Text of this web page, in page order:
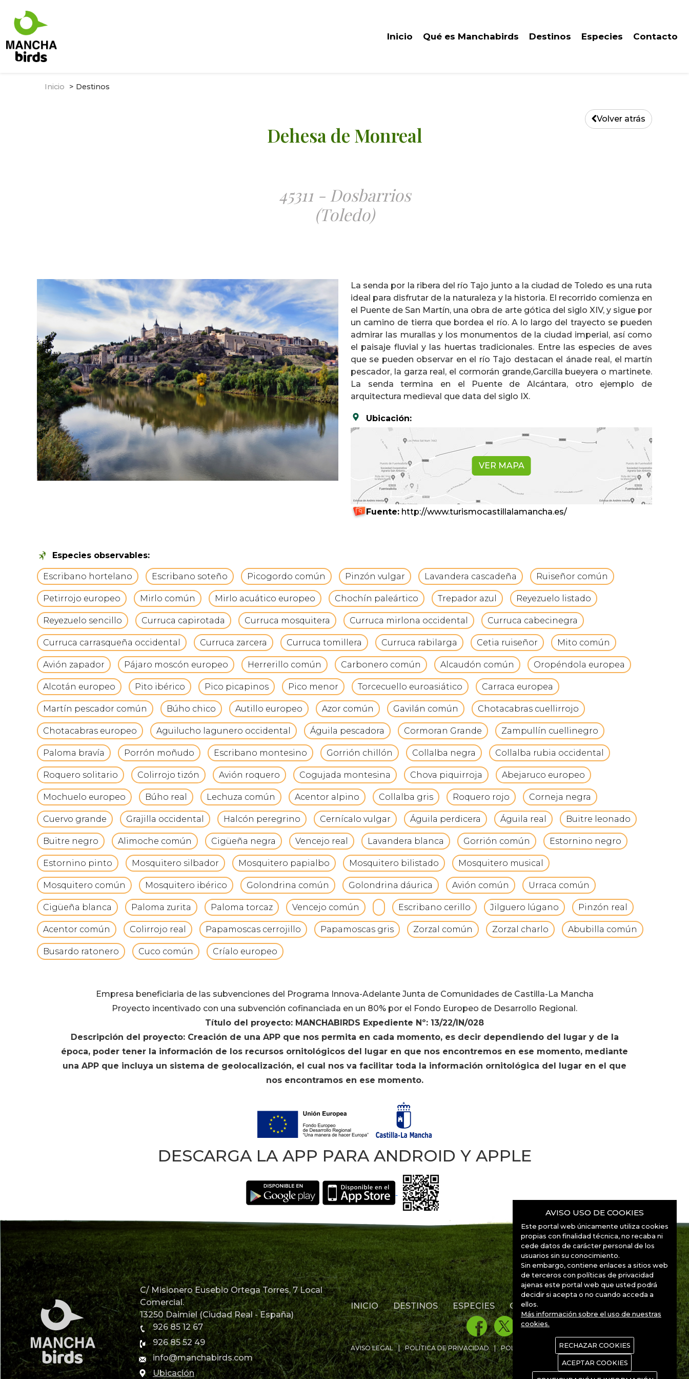
Inicio Qué es Manchabirds Destinos Especies Contacto
Inicio Destinos
Volver atrás
Dehesa de Monreal
45311 - Dosbarrios
(Toledo)
La senda por la ribera del río Tajo junto a la ciudad de Toledo es una ruta
ideal para disfrutar de la naturaleza y la historia. El recorrido comienza en
el Puente de San Martín, una obra de arte gótica del siglo XIV, y sigue por
un camino de tierra que bordea el río. A lo largo del trayecto se pueden
admirar las murallas y los monumentos de la ciudad imperial, así como
el paisaje fluvial y las huertas tradicionales. Entre las especies de aves
que se pueden observar en el río Tajo destacan el ánade real, el martín
pescador, la garza real, el cormorán grande,Garcilla bueyera o martinete.
La senda termina en el Puente de Alcántara, otro ejemplo de
arquitectura medieval que data del siglo IX.
Ubicación:
VER MAPA
Fuente: http://www.turismocastillalamancha.es/
Especies observables:
Escribano hortelano Escribano soteño Picogordo común Pinzón vulgar Lavandera cascadeña Ruiseñor común
Petirrojo europeo Mirlo común Mirlo acuático europeo Chochín paleártico Trepador azul Reyezuelo listado
Reyezuelo sencillo Curruca capirotada Curruca mosquitera Curruca mirlona occidental Curruca cabecinegra
Curruca carrasqueña occidental Curruca zarcera Curruca tomillera Curruca rabilarga Cetia ruiseñor Mito común
Avión zapador Pájaro moscón europeo Herrerillo común Carbonero común Alcaudón común Oropéndola europea
Alcotán europeo Pito ibérico Pico picapinos Pico menor Torcecuello euroasiático Carraca europea
Martín pescador común Búho chico Autillo europeo Azor común Gavilán común Chotacabras cuellirrojo
Chotacabras europeo Aguilucho lagunero occidental Águila pescadora Cormoran Grande Zampullín cuellinegro
Paloma bravía Porrón moñudo Escribano montesino Gorrión chillón Collalba negra Collalba rubia occidental
Roquero solitario Colirrojo tizón Avión roquero Cogujada montesina Chova piquirroja Abejaruco europeo
Mochuelo europeo Búho real Lechuza común Acentor alpino Collalba gris Roquero rojo Corneja negra
Cuervo grande Grajilla occidental Halcón peregrino Cernícalo vulgar Águila perdicera Águila real Buitre leonado
Buitre negro Alimoche común Cigüeña negra Vencejo real Lavandera blanca Gorrión común Estornino negro
Estornino pinto Mosquitero silbador Mosquitero papialbo Mosquitero bilistado Mosquitero musical
Mosquitero común Mosquitero ibérico Golondrina común Golondrina dáurica Avión común Urraca común
Cigüeña blanca Paloma zurita Paloma torcaz Vencejo común Escribano cerillo Jilguero lúgano Pinzón real
Acentor común Colirrojo real Papamoscas cerrojillo Papamoscas gris Zorzal común Zorzal charlo Abubilla común
Busardo ratonero Cuco común Críalo europeo
Empresa beneficiaria de las subvenciones del Programa Innova-Adelante Junta de Comunidades de Castilla-La Mancha
Proyecto incentivado con una subvención cofinanciada en un 80% por el Fondo Europeo de Desarrollo Regional.
Título del proyecto: MANCHABIRDS Expediente Nº: 13/22/IN/028
Descripción del proyecto: Creación de una APP que nos permita en cada momento, es decir dependiendo del lugar y de la
época, poder tener la información de los recursos ornitológicos del lugar en que nos encontremos en ese momento, mediante
una APP que incluya un sistema de geolocalización, el cual nos va facilitar toda la información ornitológica del lugar en el que
nos encontramos en ese momento.
DESCARGA LA APP PARA ANDROID Y APPLE
C/ Misionero Eusebio Ortega Torres, 7 Local
Comercial.
13250 Daimiel (Ciudad Real - España)
926 85 12 67
926 85 52 49
info@manchabirds.com
Ubicación
INICIO DESTINOS ESPECIES CONTACTO
AVISO LEGAL POLÍTICA DE PRIVACIDAD POLÍTICA DE COOKIES
www.Manchanet.es
AVISO USO DE COOKIES
Este portal web únicamente utiliza cookies
propias con finalidad técnica, no recaba ni
cede datos de carácter personal de los
usuarios sin su conocimiento.
Sin embargo, contiene enlaces a sitios web
de terceros con políticas de privacidad
ajenas este portal web que usted podrá
decidir si acepta o no cuando acceda a
ellos.
Más información sobre el uso de nuestras
cookies.
RECHAZAR COOKIES
ACEPTAR COOKIES